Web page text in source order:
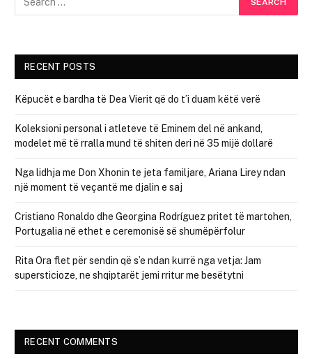
RECENT POSTS
Këpucët e bardha të Dea Vierit që do t’i duam këtë verë
Koleksioni personal i atleteve të Eminem del në ankand,
modelet më të rralla mund të shiten deri në 35 mijë dollarë
Nga lidhja me Don Xhonin te jeta familjare, Ariana Lirey ndan
një moment të veçantë me djalin e saj
Cristiano Ronaldo dhe Georgina Rodríguez pritet të martohen,
Portugalia në ethet e ceremonisë së shumëpërfolur
Rita Ora flet për sendin që s’e ndan kurrë nga vetja: Jam
supersticioze, ne shqiptarët jemi rritur me besëtytni
RECENT COMMENTS